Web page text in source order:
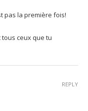
pas la première fois!
ceux que tu
REPLY